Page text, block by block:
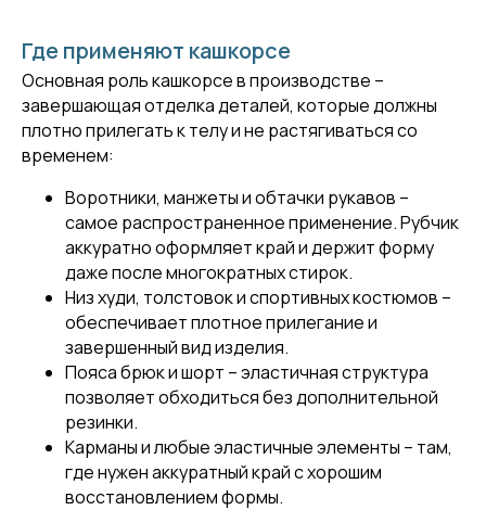
Где применяют кашкорсе
Основная роль кашкорсе в производстве –
завершающая отделка деталей, которые должны
плотно прилегать к телу и не растягиваться со
временем:
Воротники, манжеты и обтачки рукавов –
самое распространенное применение. Рубчик
аккуратно оформляет край и держит форму
даже после многократных стирок.
Низ худи, толстовок и спортивных костюмов –
обеспечивает плотное прилегание и
завершенный вид изделия.
Пояса брюк и шорт – эластичная структура
позволяет обходиться без дополнительной
резинки.
Карманы и любые эластичные элементы – там,
где нужен аккуратный край с хорошим
восстановлением формы.